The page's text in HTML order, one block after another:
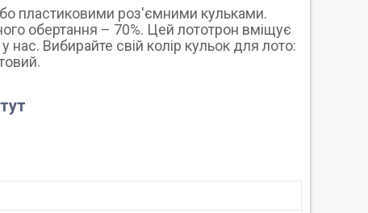
пластиковими роз'ємними кульками.
обертання – 70%. Цей лототрон вміщує
нас. Вибирайте свій колір кульок для лото:
тут